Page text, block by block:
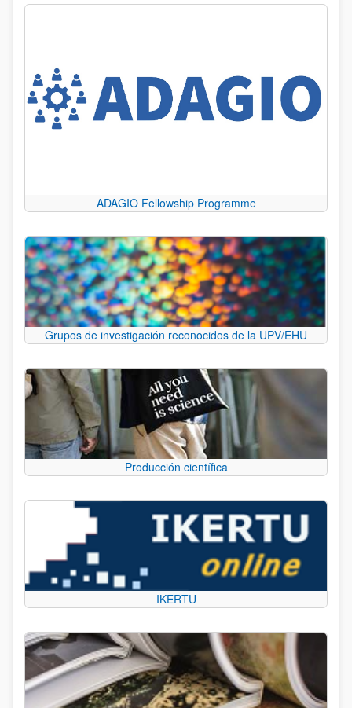
ADAGIO Fellowship Programme
Grupos de investigación reconocidos de la UPV/EHU
Producción científica
IKERTU